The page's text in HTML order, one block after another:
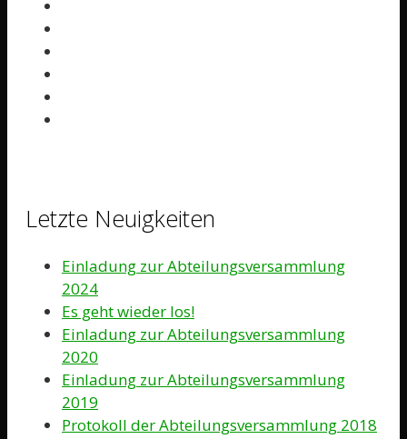
Letzte Neuigkeiten
Einladung zur Abteilungsversammlung
2024
Es geht wieder los!
Einladung zur Abteilungsversammlung
2020
Einladung zur Abteilungsversammlung
2019
Protokoll der Abteilungsversammlung 2018